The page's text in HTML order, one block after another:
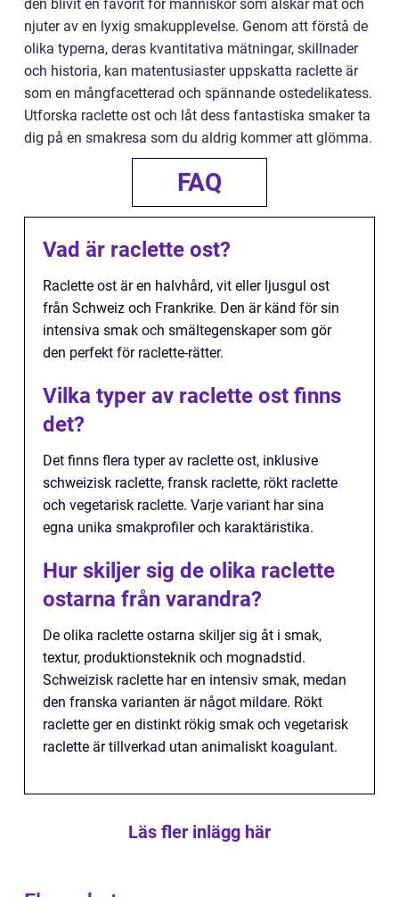
den blivit en favorit för människor som älskar mat och
njuter av en lyxig smakupplevelse. Genom att förstå de
olika typerna, deras kvantitativa mätningar, skillnader
och historia, kan matentusiaster uppskatta raclette är
som en mångfacetterad och spännande ostedelikatess.
Utforska raclette ost och låt dess fantastiska smaker ta
dig på en smakresa som du aldrig kommer att glömma.
FAQ
Vad är raclette ost?
Raclette ost är en halvhård, vit eller ljusgul ost
från Schweiz och Frankrike. Den är känd för sin
intensiva smak och smältegenskaper som gör
den perfekt för raclette-rätter.
Vilka typer av raclette ost finns
det?
Det finns flera typer av raclette ost, inklusive
schweizisk raclette, fransk raclette, rökt raclette
och vegetarisk raclette. Varje variant har sina
egna unika smakprofiler och karaktäristika.
Hur skiljer sig de olika raclette
ostarna från varandra?
De olika raclette ostarna skiljer sig åt i smak,
textur, produktionsteknik och mognadstid.
Schweizisk raclette har en intensiv smak, medan
den franska varianten är något mildare. Rökt
raclette ger en distinkt rökig smak och vegetarisk
raclette är tillverkad utan animaliskt koagulant.
Läs fler inlägg här